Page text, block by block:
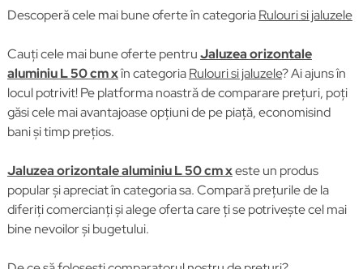
Descoperă cele mai bune oferte în categoriaRulouri si jaluzele
Cauți cele mai bune oferte pentruJaluzea orizontale
aluminiu L 50 cm xîn categoriaRulouri si jaluzele? Ai ajuns în
locul potrivit! Pe platforma noastră de comparare prețuri, poți
găsi cele mai avantajoase opțiuni de pe piață, economisind
bani și timp prețios.
Jaluzea orizontale aluminiu L 50 cm xeste un produs
popular și apreciat în categoria sa. Compară prețurile de la
diferiți comercianți și alege oferta care ți se potrivește cel mai
bine nevoilor și bugetului.